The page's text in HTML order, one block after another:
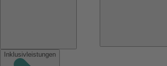
Inklusivleistungen